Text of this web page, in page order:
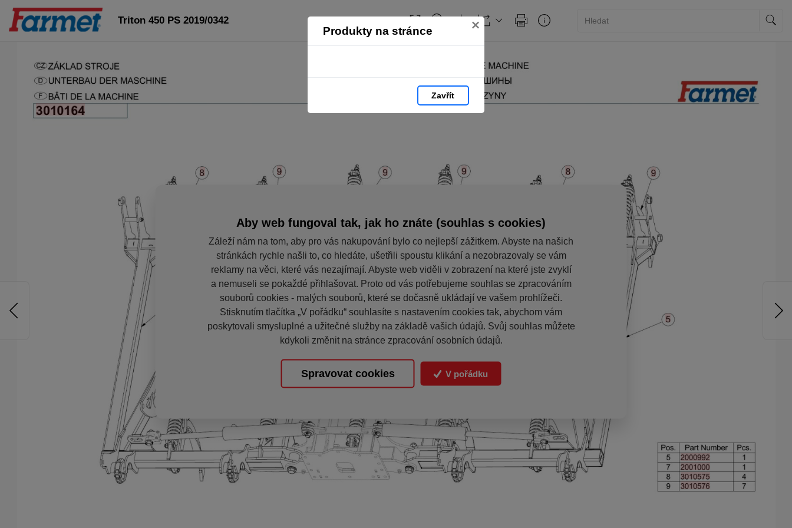
Produkty na stránce ×
Zavřít
Triton 450 PS 2019/0342
Aby web fungoval tak, jak ho znáte (souhlas s cookies)
Záleží nám na tom, aby pro vás nakupování bylo co nejlepší zážitkem. Abyste na našich
stránkách rychle našli to, co hledáte, ušetřili spoustu klikání a nezobrazovaly se vám
reklamy na věci, které vás nezajímají. Abyste web viděli v zobrazení na které jste zvyklí
a nemuseli se pokaždé přihlašovat. Proto od vás potřebujeme souhlas se zpracováním
souborů cookies - malých souborů, které se dočasně ukládají ve vašem prohlížeči.
Stisknutím tlačítka „V pořádku“ souhlasíte s nastavením cookies tak, abychom vám
poskytovali smysluplné a užitečné služby na základě vašich údajů. Svůj souhlas můžete
kdykoli změnit na stránce zpracování osobních údajů.
Spravovat cookies V pořádku